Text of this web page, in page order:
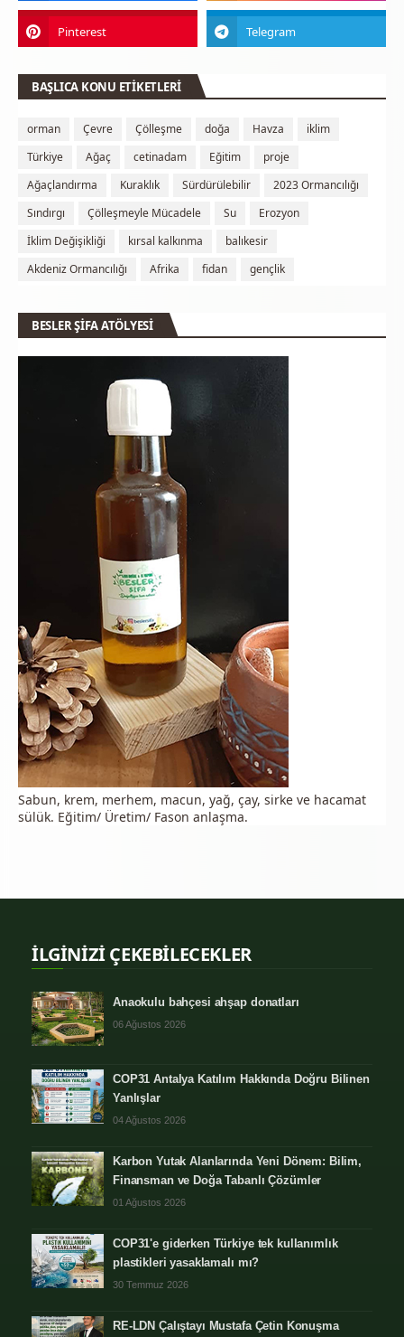
BAŞLICA KONU ETİKETLERİ
orman Çevre Çölleşme doğa Havza
iklim
Türkiye
Ağaç cetinadam Eğitim
proje
Ağaçlandırma
Kuraklık Sürdürülebilir
2023 Ormancılığı
Sındırgı
Çölleşmeyle Mücadele Su
Erozyon
İklim Değişikliği
kırsal kalkınma
balıkesir
Akdeniz Ormancılığı
Afrika fidan gençlik
BESLER ŞİFA ATÖLYESİ
Sabun, krem, merhem, macun, yağ, çay, sirke ve hacamat
sülük. Eğitim/ Üretim/ Fason anlaşma.
İLGİNİZİ ÇEKEBİLECEKLER
Anaokulu bahçesi ahşap donatları
06 Ağustos 2026
COP31 Antalya Katılım Hakkında Doğru Bilinen
Yanlışlar
04 Ağustos 2026
Karbon Yutak Alanlarında Yeni Dönem: Bilim,
Finansman ve Doğa Tabanlı Çözümler
01 Ağustos 2026
COP31'e giderken Türkiye tek kullanımlık
plastikleri yasaklamalı mı?
30 Temmuz 2026
RE-LDN Çalıştayı Mustafa Çetin Konuşma